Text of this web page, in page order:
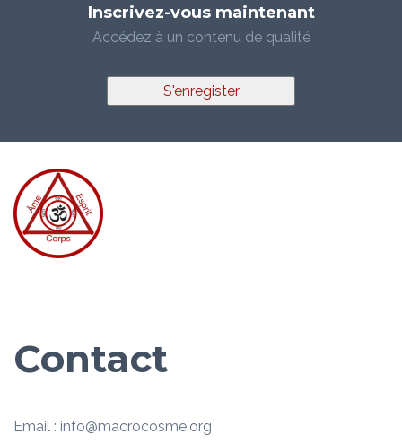
Inscrivez-vous maintenant
Accédez à un contenu de qualité
S'enregister
Contact
Email : info@macrocosme.org